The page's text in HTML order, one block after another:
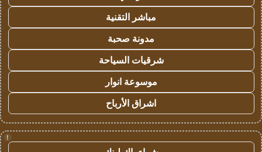
مباشر التقنية
مدونة صحبة
شرقيات السياحة
موسوعة انوار
اشراق الأرباح
!